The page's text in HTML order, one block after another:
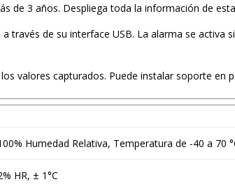
de 3 años. Despliega toda la información de
través de su interface USB. La alarma se activa
valores capturados. Puede instalar soporte en
Humedad Relativa, Temperatura de -40 a 70
HR, ± 1°C